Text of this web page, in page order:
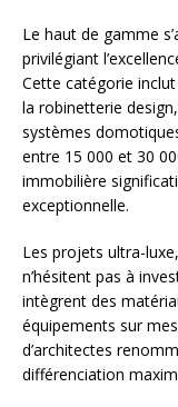
Le haut de gamme
privilégiant
Cette catégorie
la robinetterie
systèmes
entre 15 000 et 30
immobilière
exceptionnelle.
Les projets ultra-
n’hésitent pas à
intègrent des
équipements sur
d’architectes
différenciation